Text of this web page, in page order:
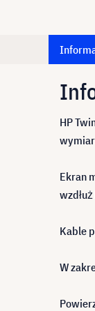
HP
Ekran
Kable
W